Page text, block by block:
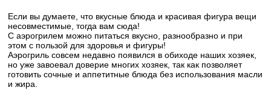
Если вы думаете, что вкусные блюда и красивая фигура вещи
несовместимые, тогда вам сюда!
С аэрогрилем можно питаться вкусно, разнообразно и при
этом с пользой для здоровья и фигуры!
Аэрогриль совсем недавно появился в обиходе наших хозяек,
но уже завоевал доверие многих хозяек, так как позволяет
готовить сочные и аппетитные блюда без использования масли
и жира.